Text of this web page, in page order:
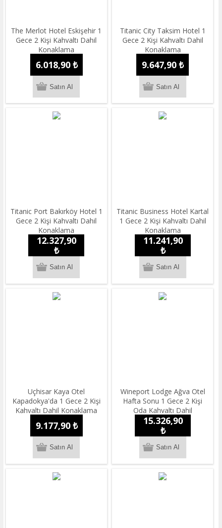
The Merlot Hotel Eskişehir 1
Gece 2 Kişi Kahvaltı Dahil
Konaklama
6.018,90 ₺
Titanic City Taksim Hotel 1
Gece 2 Kişi Kahvaltı Dahil
Konaklama
9.647,90 ₺
Titanic Port Bakırköy Hotel 1
Gece 2 Kişi Kahvaltı Dahil
Konaklama
12.327,90
₺
Titanic Business Hotel Kartal
1 Gece 2 Kişi Kahvaltı Dahil
Konaklama
11.241,90
₺
Uçhisar Kaya Otel
Kapadokya'da 1 Gece 2 Kişi
Kahvaltı Dahil Konaklama
9.177,90 ₺
Wineport Lodge Ağva Otel
Hafta Sonu 1 Gece 2 Kişi
Oda Kahvaltı Dahil
Konaklama
15.326,90
₺